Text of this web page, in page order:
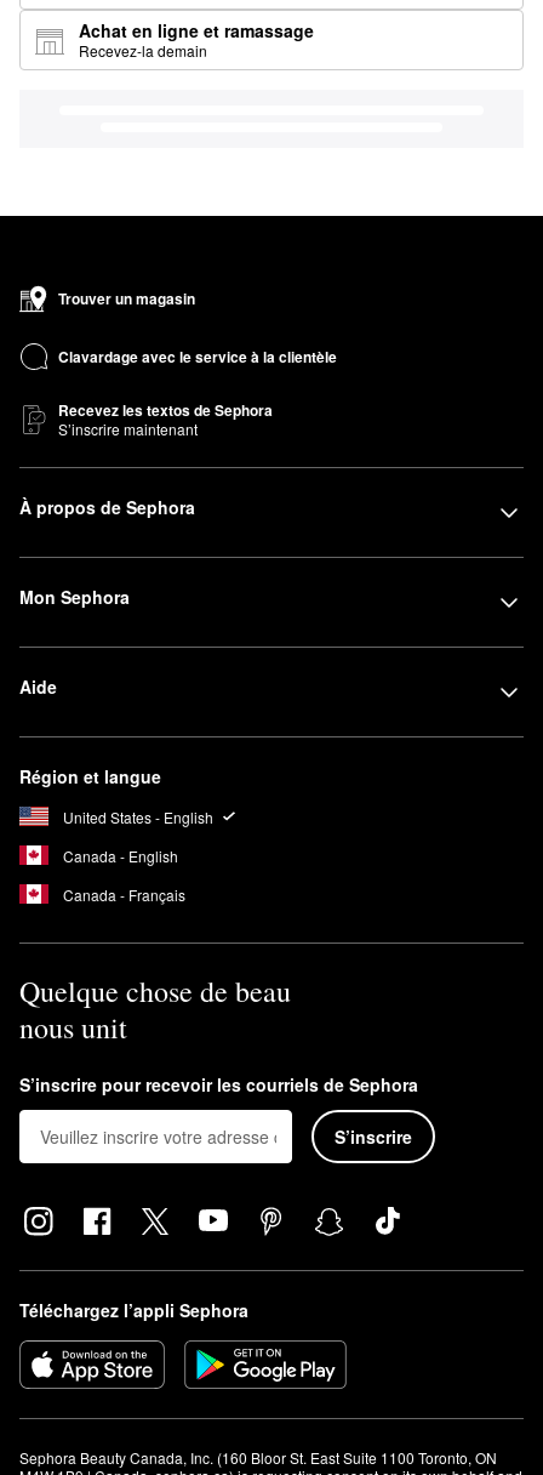
Achat en ligne et ramassage
Recevez-la demain
Trouver un magasin
Clavardage avec le service à la clientèle
Recevez les textos de Sephora
S’inscrire maintenant
À propos de Sephora
Mon Sephora
Aide
Région et langue
United States - English
Canada - English
Canada - Français
Quelque chose de beau
nous unit
S’inscrire pour recevoir les courriels de Sephora
S’inscrire
Téléchargez l’appli Sephora
Sephora Beauty Canada, Inc. (160 Bloor St. East Suite 1100 Toronto, ON